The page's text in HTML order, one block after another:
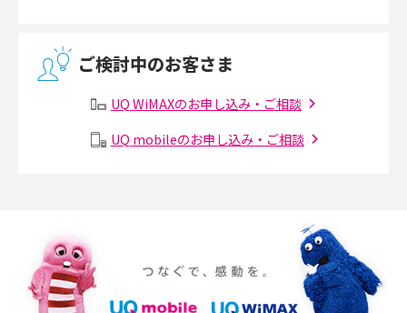
無線LANとは？メリット・デメリットや接続方法を解説
メッシュWi-Fiとは？仕組みやメリット・デメリット、中継機との違いを解
ポケット型Wi-Fiをレンタルするメリットとは？選び方や向いている方の特
徴も紹介
ご検討中のお客さま
UQ WiMAXのお申し込み・ご相談
UQ mobileのお申し込み・ご相談